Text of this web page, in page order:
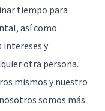
tiempo para
así como
intereses y
otra persona.
mismos y nuestro
somos más